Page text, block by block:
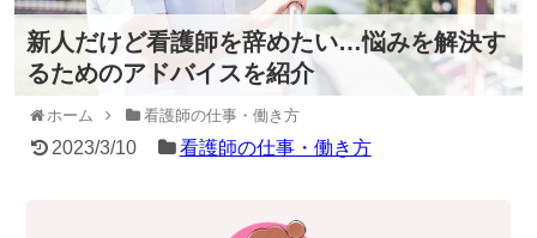
新人だけど看護師を辞めたい…悩みを解決す
るためのアドバイスを紹介
ホーム 看護師の仕事・働き方
2023/3/10 看護師の仕事・働き方